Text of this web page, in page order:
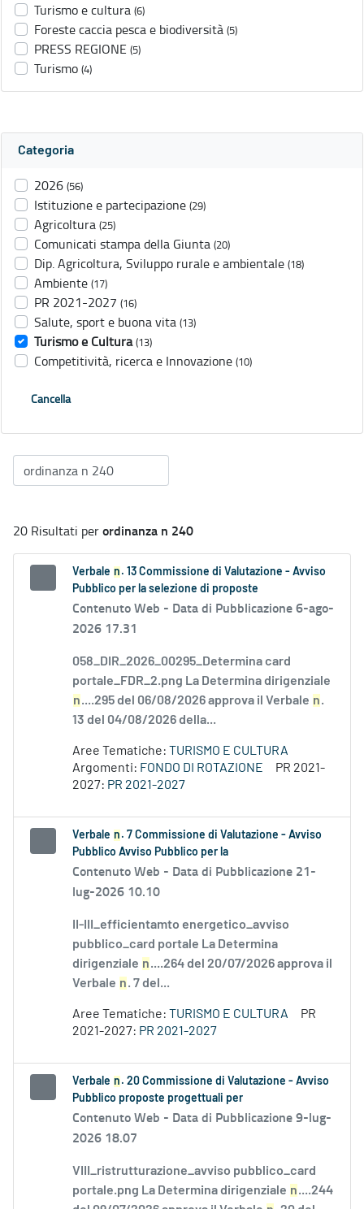
Turismo e cultura (6)
Foreste caccia pesca e biodiversità (5)
PRESS REGIONE (5)
Turismo (4)
Categoria
2026 (56)
Istituzione e partecipazione (29)
Agricoltura (25)
Comunicati stampa della Giunta (20)
Dip. Agricoltura, Sviluppo rurale e ambientale (18)
Ambiente (17)
PR 2021-2027 (16)
Salute, sport e buona vita (13)
Turismo e Cultura (13)
Competitività, ricerca e Innovazione (10)
Cancella
20 Risultati perordinanza n 240
Verbale n . 13 Commissione di Valutazione - Avviso
Pubblico per la selezione di proposte
Contenuto Web - Data di Pubblicazione 6-ago-
2026 17.31
058_DIR_2026_00295_Determina card
portale_FDR_2.png La Determina dirigenziale
n....295 del 06/08/2026 approva il Verbale n.
13 del 04/08/2026 della...
Aree Tematiche: TURISMO E CULTURA
Argomenti: FONDO DI ROTAZIONE
PR 2021-
2027: PR 2021-2027
Verbale n . 7 Commissione di Valutazione - Avviso
Pubblico Avviso Pubblico per la
Contenuto Web - Data di Pubblicazione 21-
lug-2026 10.10
II-III_efficientamto energetico_avviso
pubblico_card portale La Determina
dirigenziale n....264 del 20/07/2026 approva il
Verbale n. 7 del...
Aree Tematiche: TURISMO E CULTURA
PR
2021-2027: PR 2021-2027
Verbale n . 20 Commissione di Valutazione - Avviso
Pubblico proposte progettuali per
Contenuto Web - Data di Pubblicazione 9-lug-
2026 18.07
VIII_ristrutturazione_avviso pubblico_card
portale.png La Determina dirigenziale n....244